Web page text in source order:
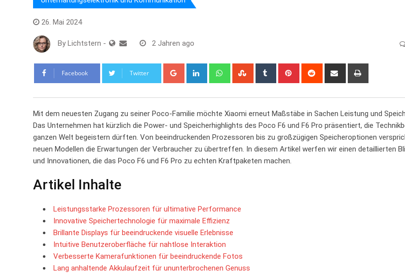
26. Mai 2024
By Lichtstern - 2 Jahren ago
Facebook Twitter Google+ LinkedIn WhatsappStumbleUpon
Tumblr Pinterest Reddit
Share
Mit dem neuesten Zugang zu seiner Poco-Familie möchte Xiaomi erneut Maßstäbe in Sachen Leistung und
Das Unternehmen hat kürzlich die Power- und Speicherhighlights des Poco F6 und F6 Pro präsentiert, die
ganzen Welt begeistern dürften. Von beeindruckenden Prozessoren bis zu großzügigen Speicheroptionen
neuen Modellen die Erwartungen der Verbraucher zu übertreffen. In diesem Artikel werfen wir einen detaillierten
und Innovationen, die das Poco F6 und F6 Pro zu echten Kraftpaketen machen.
Artikel Inhalte
Leistungsstarke Prozessoren für ultimative Performance
Innovative Speichertechnologie für maximale Effizienz
Brillante Displays für beeindruckende visuelle Erlebnisse
Intuitive Benutzeroberfläche für nahtlose Interaktion
Verbesserte Kamerafunktionen für beeindruckende Fotos
Lang anhaltende Akkulaufzeit für ununterbrochenen Genuss